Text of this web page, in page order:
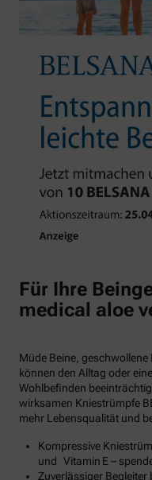
Für Ihre
medical aloe
Müde Beine,
können den Alltag oder
Wohlbefinden
wirksamen Kniestrümpfe
mehr Lebensqualität und
Kompressive
und Vitamin E –
Zuverlässiger